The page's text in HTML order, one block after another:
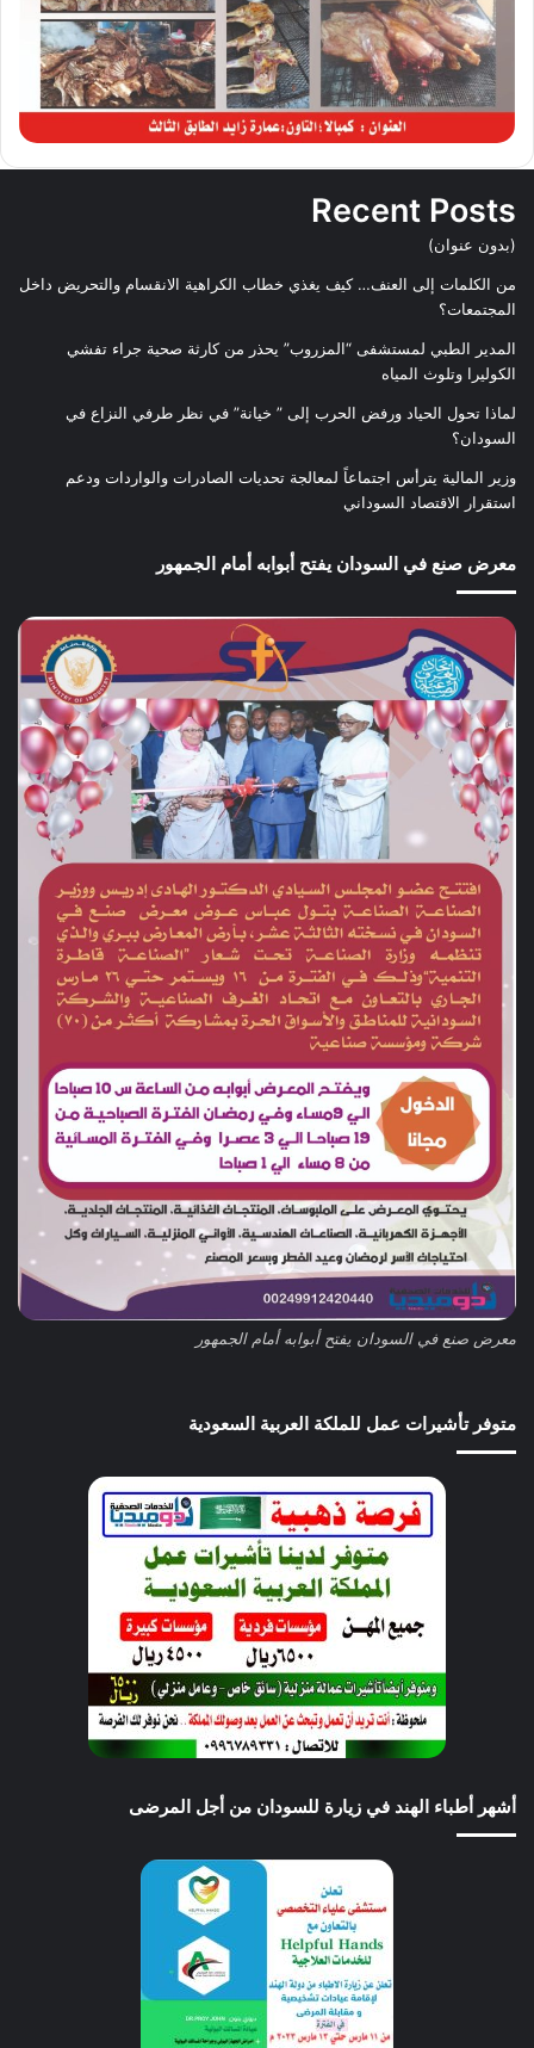
Recent Posts
(بدون عنوان)
من الكلمات إلى العنف… كيف يغذي خطاب الكراهية الانقسام والتحريض داخل
المجتمعات؟
المدير الطبي لمستشفى “المزروب” يحذر من كارثة صحية جراء تفشي
الكوليرا وتلوث المياه
لماذا تحول الحياد ورفض الحرب إلى ” خيانة” في نظر طرفي النزاع في
السودان؟
وزير المالية يترأس اجتماعاً لمعالجة تحديات الصادرات والواردات ودعم
استقرار الاقتصاد السوداني
معرض صنع في السودان يفتح أبوابه أمام الجمهور
معرض صنع في السودان يفتح أبوابه أمام الجمهور
متوفر تأشيرات عمل للملكة العربية السعودية
أشهر أطباء الهند في زيارة للسودان من أجل المرضى